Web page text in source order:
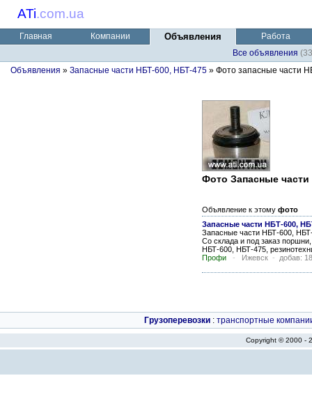
ATi.com.ua
Главная Компании Объявления
Работа
Все объявления
Объявления » Запасные части НБТ-600, НБТ-475 » Фото запасные части
Фото Запасные
Объявление к этому фото
Запасные части НБТ-600,
Запасные части НБТ-600,
Со склада и под заказ
НБТ-600, НБТ-475,
Профи - Ижевск - добав:
Грузоперевозки : транспортные
Copyright © 2000 -